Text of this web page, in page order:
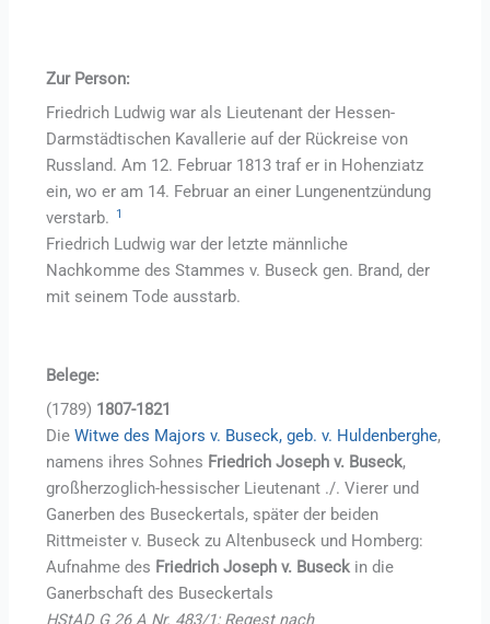
Zur Person:
Friedrich Ludwig war als Lieutenant der Hessen-
Darmstädtischen Kavallerie auf der Rückreise von
Russland. Am 12. Februar 1813 traf er in Hohenziatz
ein, wo er am 14. Februar an einer Lungenentzündung
verstarb.
1
Friedrich Ludwig war der letzte männliche
Nachkomme des Stammes v. Buseck gen. Brand, der
mit seinem Tode ausstarb.
Belege:
(1789) 1807-1821
DieWitwe des Majors v. Buseck, geb. v. Huldenberghe,
namens ihres Sohnes Friedrich Joseph v. Buseck,
großherzoglich-hessischer Lieutenant ./. Vierer und
Ganerben des Buseckertals, später der beiden
Rittmeister v. Buseck zu Altenbuseck und Homberg:
Aufnahme des Friedrich Joseph v. Buseck in die
Ganerbschaft des Buseckertals
HStAD G 26 A Nr. 483/1; Regest nach